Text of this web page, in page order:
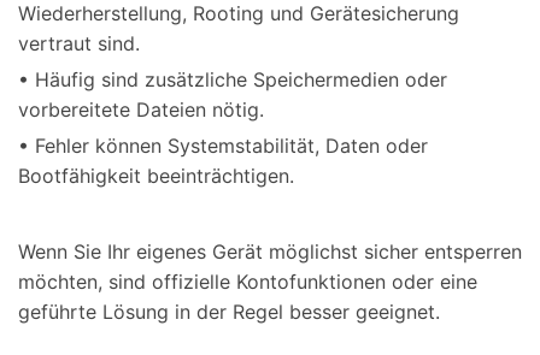
Wiederherstellung, Rooting und Gerätesicherung
vertraut sind.
• Häufig sind zusätzliche Speichermedien oder
vorbereitete Dateien nötig.
• Fehler können Systemstabilität, Daten oder
Bootfähigkeit beeinträchtigen.
Wenn Sie Ihr eigenes Gerät möglichst sicher entsperren
möchten, sind offizielle Kontofunktionen oder eine
geführte Lösung in der Regel besser geeignet.